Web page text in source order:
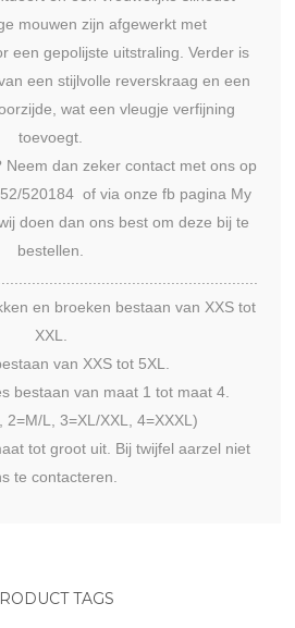
mouwen zijn afgewerkt met
een gepolijste uitstraling. Verder is
een stijlvolle reverskraag en een
wat een vleugje verfijning
toevoegt.
dan zeker contact met ons op
520184 of via onze fb pagina My
doen dan ons best om deze bij te
bestellen.
en broeken bestaan van XXS tot
XXL.
van XXS tot 5XL.
bestaan van maat 1 tot maat 4.
2=M/L, 3=XL/XXL, 4=XXXL)
tot groot uit. Bij twijfel aarzel niet
te contacteren.
TAGS